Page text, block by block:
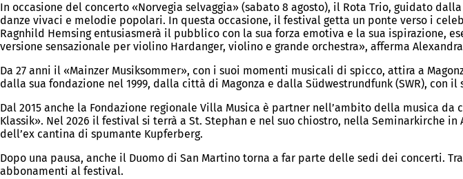
In occasione del concerto «Norvegia selvaggia» (sabato 8 agosto), il Rota Trio, guidato
danze vivaci e melodie popolari. In questa occasione, il festival getta un ponte verso i
Ragnhild Hemsing entusiasmerà il pubblico con la sua forza emotiva e la sua
versione sensazionale per violino Hardanger, violino e grande orchestra», afferma
Da 27 anni il «Mainzer Musiksommer», con i suoi momenti musicali di spicco, attira a
dalla sua fondazione nel 1999, dalla città di Magonza e dalla Südwestrundfunk (SWR), con
Dal 2015 anche la Fondazione regionale Villa Musica è partner nell’ambito della musica
Klassik». Nel 2026 il festival si terrà a St. Stephan e nel suo chiostro, nella Seminarkirche
dell’ex cantina di spumante Kupferberg.
Dopo una pausa, anche il Duomo di San Martino torna a far parte delle sedi dei concerti.
abbonamenti al festival.